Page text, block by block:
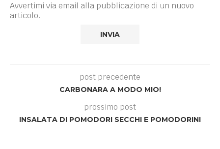
Avvertimi via email alla pubblicazione di un nuovo
articolo.
post precedente
CARBONARA A MODO MIO!
prossimo post
INSALATA DI POMODORI SECCHI E POMODORINI